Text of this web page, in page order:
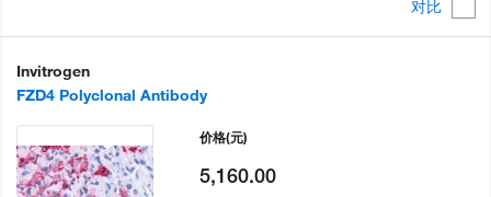
对比
Invitrogen
FZD4 Polyclonal Antibody
价格(元)
5,160.00